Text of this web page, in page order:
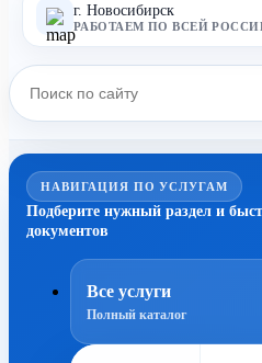
г. Новосибирск
РАБОТАЕМ ПО ВСЕЙ
НАВИГАЦИЯ ПО УСЛУГАМ
Подберите нужный раздел и
документов
Все услуги
Полный каталог